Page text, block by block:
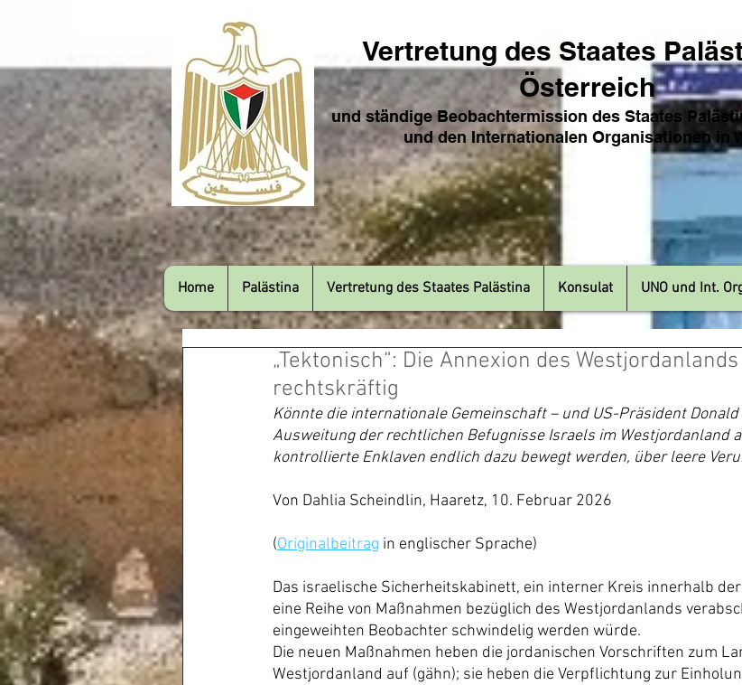
Vertretung des Staates Pa
Österreich
und ständige Beobachtermission des Staates
und den Internationalen Organisationen in
„Tektonisch“: Die Annexion des
rechtskräftig
Könnte die internationale Gemeinschaft – und US-Präsident
Ausweitung der rechtlichen Befugnisse Israels im Westjordanland
kontrollierte Enklaven endlich dazu bewegt werden, über leere
Von Dahlia Scheindlin, Haaretz, 10. Februar 2026
(Originalbeitrag in englischer Sprache)
Das israelische Sicherheitskabinett, ein interner Kreis innerhalb
eine Reihe von Maßnahmen bezüglich des Westjordanlands
eingeweihten Beobachter schwindelig werden würde.
Die neuen Maßnahmen heben die jordanischen Vorschriften zum
Westjordanland auf (gähn); sie heben die Verpflichtung zur
Home Palästina Vertretung des Staates Palästina Konsulat UNO und Int.